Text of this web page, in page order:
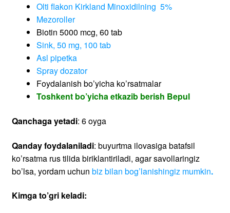
Olti flakon Kirkland Minoxidilning 5%
Mezoroller
Biotin 5000 mcg, 60 tab
Sink, 50 mg, 100 tab
Asl pipetka
Spray dozator
Foydalanish bo’yicha ko’rsatmalar
Toshkent bo’yicha etkazib berish Bepul
Qanchaga yetadi: 6 oyga
Qanday foydalaniladi: buyurtma ilovasiga batafsil
ko’rsatma rus tilida biriklantiriladi, agar savollaringiz
bo’lsa, yordam uchun biz bilan bog’lanishingiz mumkin.
Kimga to’gri keladi: